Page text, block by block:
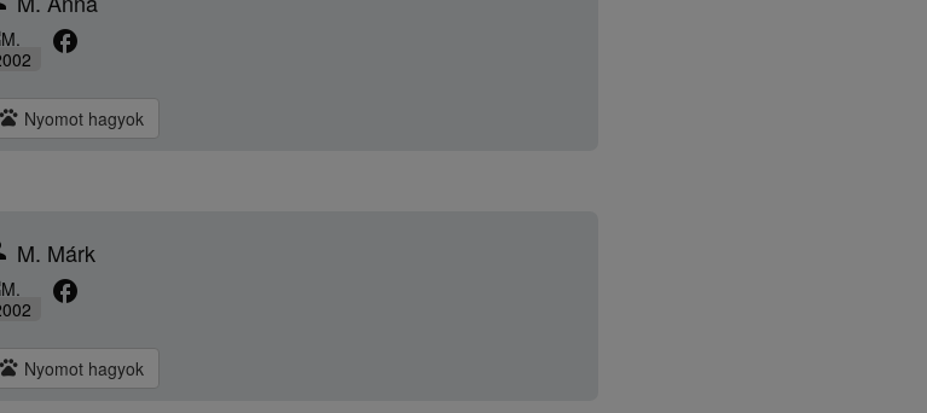
facebook
pets Nyomot hagyok
M. Márk
facebook
pets Nyomot hagyok